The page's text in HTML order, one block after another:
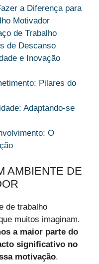
a Diferença para
Motivador
de Trabalho
de Descanso
e Inovação
Pilares do
Adaptando-se
O
AMBIENTE DE
de trabalho
muitos imaginam.
a maior parte do
significativo no
motivação.